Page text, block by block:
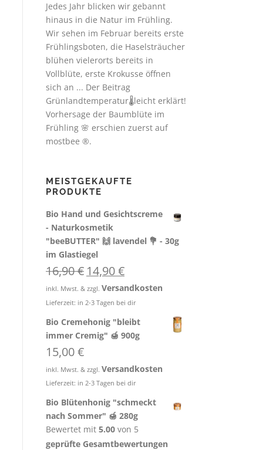
Jedes Jahr blicken wir gebannt
hinaus in die Natur im Frühling.
Wir sehen im Februar bereits erste
Frühlingsboten, die Haselsträucher
blühen vielerorts bereits in
Vollblüte, erste Krokusse öffnen
sich an ... Der Beitrag
Grünlandtemperatur🌡️leicht erklärt!
Vorhersage der Baumblüte im
Frühling 🌸 erschien zuerst auf
mostbee ®.
MEISTGEKAUFTE
PRODUKTE
Bio Hand und Gesichtscreme
- Naturkosmetik
"beeBUTTER" 🙌 lavendel 💐 - 30g
im Glastiegel
16,90€ U
s
p
r
ü
l
i
c
h
e
r
14,90€A
t
u
e
l
r
P
r
e
i
s
inkl. Mwst. & zzgl. Versandkosten
Lieferzeit: in 2-3 Tagen bei dir
Bio Cremehonig "bleibt
immer Cremig" 🍯 900g
15,00€
inkl. Mwst. & zzgl. Versandkosten
Lieferzeit: in 2-3 Tagen bei dir
Bio Blütenhonig "schmeckt
nach Sommer" 🍯 280g
Bewertet mit 5.00 von 5
geprüfte Gesamtbewertungen